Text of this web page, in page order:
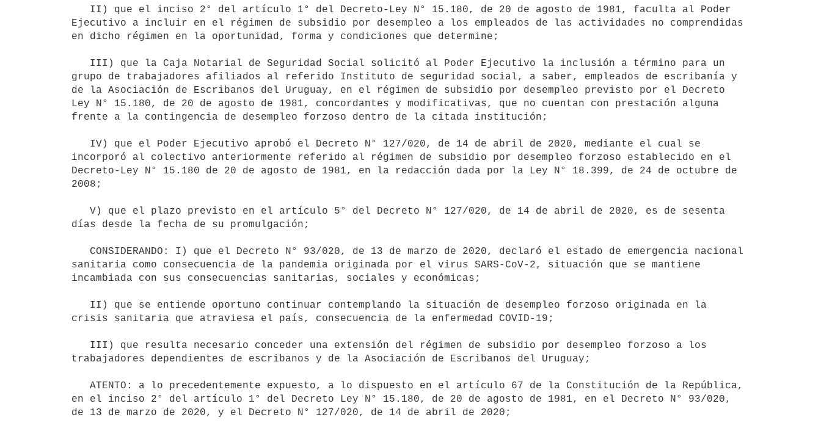
Ejecutivo a incluir en el régimen de subsidio por desempleo a los empleados de las actividades no comprendidas
en dicho régimen en la oportunidad, forma y condiciones que determine;
grupo de trabajadores afiliados al referido Instituto de seguridad social, a saber, empleados de escribanía y
de la Asociación de Escribanos del Uruguay, en el régimen de subsidio por desempleo previsto por el Decreto
Ley N° 15.180, de 20 de agosto de 1981, concordantes y modificativas, que no cuentan con prestación alguna
frente a la contingencia de desempleo forzoso dentro de la citada institución;
incorporó al colectivo anteriormente referido al régimen de subsidio por desempleo forzoso establecido en el
Decreto-Ley N° 15.180 de 20 de agosto de 1981, en la redacción dada por la Ley N° 18.399, de 24 de octubre de
2008;
días desde la fecha de su promulgación;
sanitaria como consecuencia de la pandemia originada por el virus SARS-CoV-2, situación que se mantiene
incambiada con sus consecuencias sanitarias, sociales y económicas;
crisis sanitaria que atraviesa el país, consecuencia de la enfermedad COVID-19;
trabajadores dependientes de escribanos y de la Asociación de Escribanos del Uruguay;
en el inciso 2° del artículo 1° del Decreto Ley N° 15.180, de 20 de agosto de 1981, en el Decreto N° 93/020,
de 13 de marzo de 2020, y el Decreto N° 127/020, de 14 de abril de 2020;